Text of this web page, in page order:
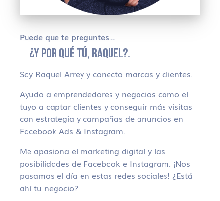
Puede que te preguntes…
¿Y POR QUÉ TÚ, RAQUEL?.
Soy Raquel Arrey y conecto marcas y clientes.
Ayudo a emprendedores y negocios como el
tuyo a captar clientes y conseguir más visitas
con estrategia y campañas de anuncios en
Facebook Ads & Instagram.
Me apasiona el marketing digital y las
posibilidades de Facebook e Instagram. ¡Nos
pasamos el día en estas redes sociales! ¿Está
ahí tu negocio?